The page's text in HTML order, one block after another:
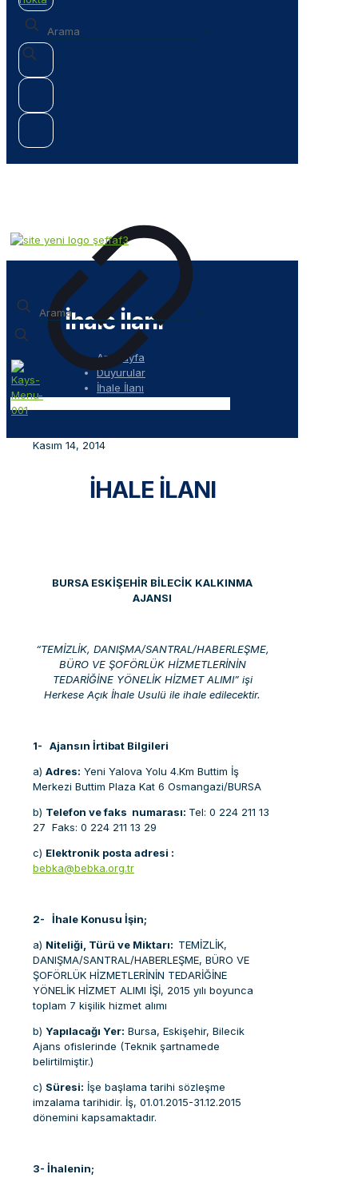
İhale İlanı
Anasayfa
Duyurular
İhale İlanı
Kasım 14, 2014
İHALE İLANI
BURSA ESKİŞEHİR BİLECİK KALKINMA
AJANSI
“TEMİZLİK, DANIŞMA/SANTRAL/HABERLEŞME,
BÜRO VE ŞOFÖRLÜK HİZMETLERİNİN
TEDARİĞİNE YÖNELİK HİZMET ALIMI” işi
Herkese Açık İhale Usulü ile ihale edilecektir.
1- Ajansın İrtibat Bilgileri
a) Adres: Yeni Yalova Yolu 4.Km Buttim İş
Merkezi Buttim Plaza Kat 6 Osmangazi/BURSA
b) Telefon ve faks numarası: Tel: 0 224 211 13
27 Faks: 0 224 211 13 29
c) Elektronik posta adresi :
bebka@bebka.org.tr
2- İhale Konusu İşin;
a) Niteliği, Türü ve Miktarı: TEMİZLİK,
DANIŞMA/SANTRAL/HABERLEŞME, BÜRO VE
ŞOFÖRLÜK HİZMETLERİNİN TEDARİĞİNE
YÖNELİK HİZMET ALIMI İŞİ, 2015 yılı boyunca
toplam 7 kişilik hizmet alımı
b) Yapılacağı Yer: Bursa, Eskişehir, Bilecik
Ajans ofislerinde (Teknik şartnamede
belirtilmiştir.)
c) Süresi: İşe başlama tarihi sözleşme
imzalama tarihidir. İş, 01.01.2015-31.12.2015
dönemini kapsamaktadır.
3- İhalenin;